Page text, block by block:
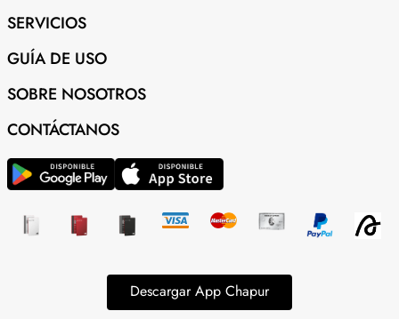
SERVICIOS
GUÍA DE USO
SOBRE NOSOTROS
CONTÁCTANOS
Descargar App Chapur